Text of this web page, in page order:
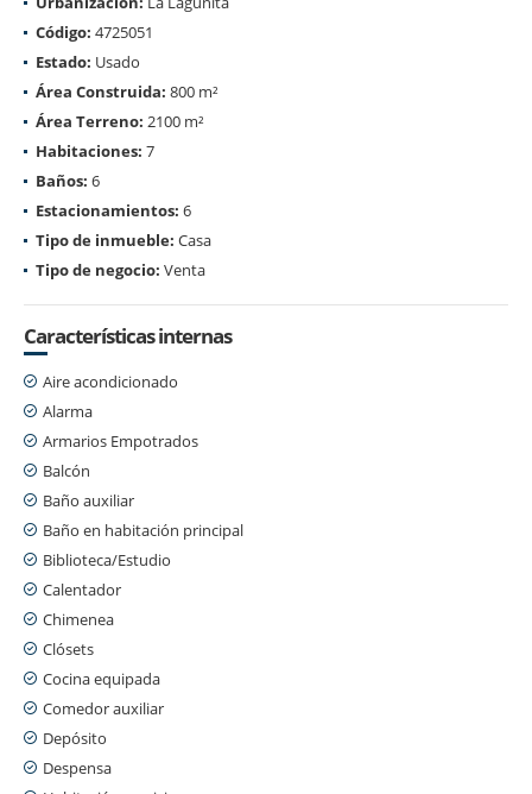
Código: 4725051
Estado: Usado
Área Construida: 800 m²
Área Terreno: 2100 m²
Habitaciones: 7
Baños: 6
Estacionamientos: 6
Tipo de inmueble: Casa
Tipo de negocio: Venta
Características internas
Aire acondicionado
Alarma
Armarios Empotrados
Balcón
Baño auxiliar
Baño en habitación principal
Biblioteca/Estudio
Calentador
Chimenea
Clósets
Cocina equipada
Comedor auxiliar
Depósito
Despensa